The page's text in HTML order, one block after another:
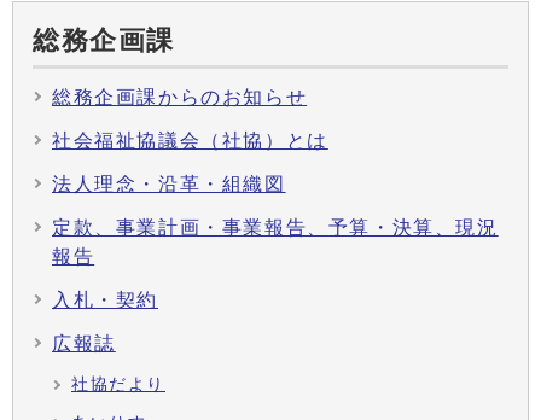
総務企画課
総務企画課からのお知らせ
社会福祉協議会（社協）とは
法人理念・沿革・組織図
定款、事業計画・事業報告、予算・決算、現況
報告
入札・契約
広報誌
社協だより